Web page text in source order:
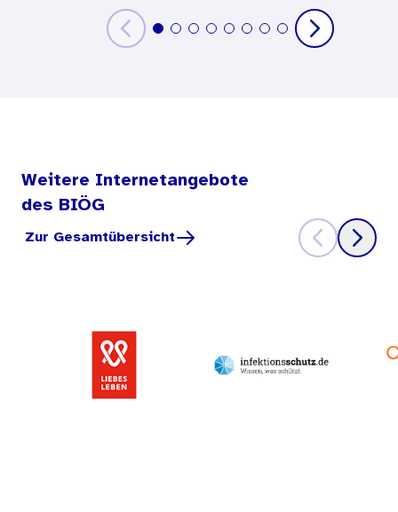
Weitere Internetangebote
des BIÖG
Zur Gesamtübersicht